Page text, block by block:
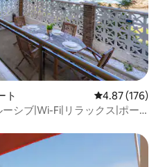
ト レビュー176
4.87 (176)
シブ|Wi-Fi|リラックス|ポー